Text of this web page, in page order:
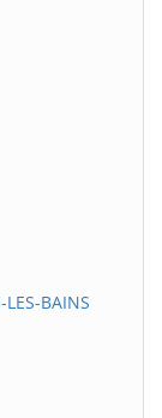
BAINS